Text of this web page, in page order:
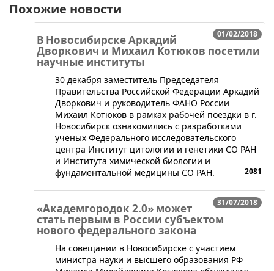
Похожие новости
01/02/2018
В Новосибирске Аркадий
Дворкович и Михаил Котюков посетили
научные институты
​30 декабря заместитель Председателя
Правительства Российской Федерации Аркадий
Дворкович и руководитель ФАНО России
Михаил Котюков в рамках рабочей поездки в г.
Новосибирск ознакомились с разработками
ученых Федерального исследовательского
центра Институт цитологии и генетики СО РАН
и Института химической биологии и
фундаментальной медицины СО РАН.
2081
31/07/2018
«Академгородок 2.0» может
стать первым в России субъектом
нового федерального закона
​На совещании в Новосибирске с участием
министра науки и высшего образования РФ